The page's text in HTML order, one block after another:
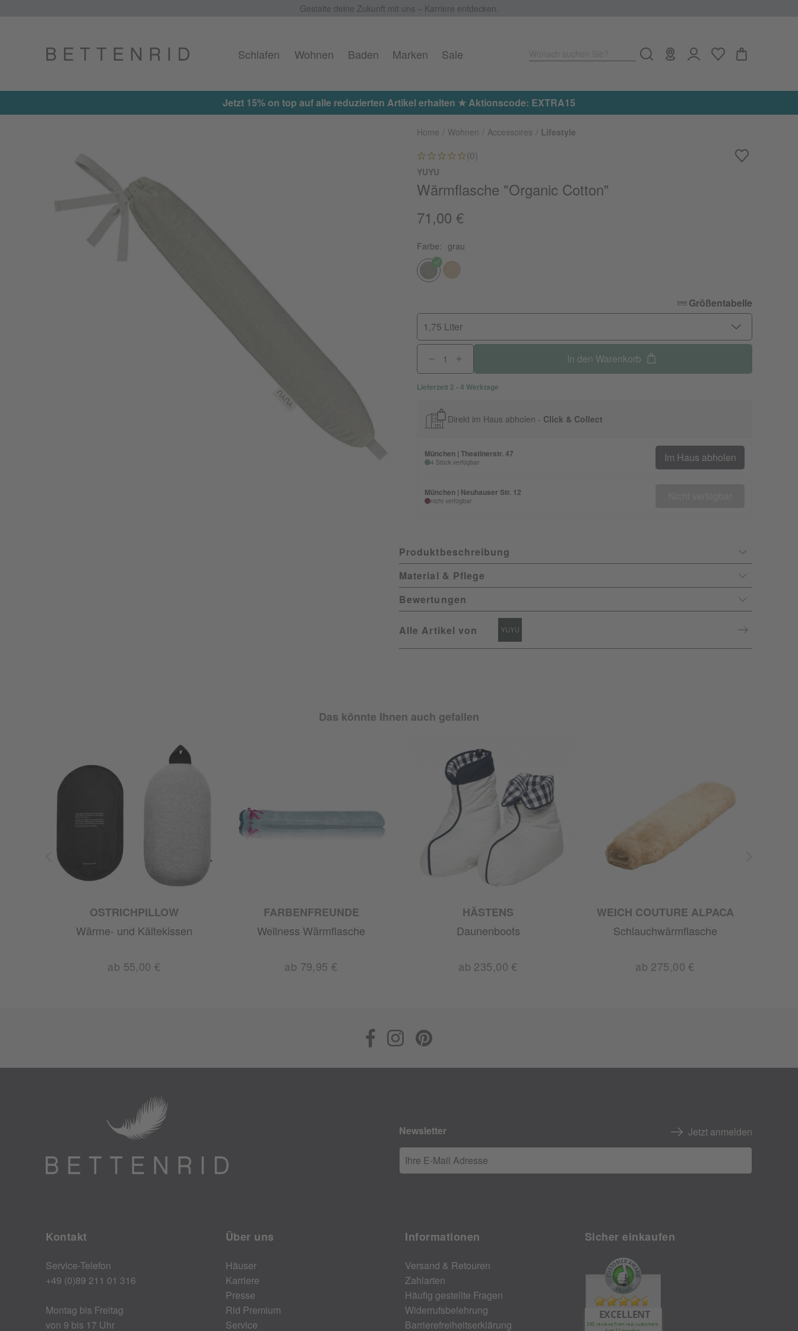
Gestalte deine Zukunft mit uns – Karriere entdecken.
Schlafen Wohnen Baden Marken Sale
Jetzt 15% on top auf alle reduzierten Artikel erhalten ★ Aktionscode: EXTRA15
Home Wohnen Accessoires Lifestyle
(0)
YUYU
Wärmflasche "Organic Cotton"
71,00 €
Farbe: grau
Größentabelle
1,75 Liter
In den Warenkorb
Lieferzeit 2 - 4 Werktage
Direkt im Haus abholen - Click & Collect
München | Theatinerstr. 47
4 Stück verfügbar Im Haus abholen
München | Neuhauser Str. 12
nicht verfügbar
Produktbeschreibung
Material & Pflege
Bewertungen
Alle Artikel von
Das könnte Ihnen auch gefallen
OSTRICHPILLOW
Wärme- und Kältekissen
ab 55,00 €
FARBENFREUNDE
Wellness Wärmflasche
ab 79,95 €
HÄSTENS
Daunenboots
ab 235,00 €
WEICH COUTURE ALPACA
Schlauchwärmflasche
ab 275,00 €
Newsletter Jetzt anmelden
Ihre E-Mail Adresse
Kontakt
Service-Telefon
+49 (0)89 211 01 316
Montag bis Freitag
von 9 bis 17 Uhr
Über uns
Häuser
Karriere
Presse
Rid Premium
Service
Informationen
Versand & Retouren
Zahlarten
Häufig gestellte Fragen
Widerrufsbelehrung
Barrierefreiheitserklärung
Sicher einkaufen
EXCELLENT
385 reviews from real customers